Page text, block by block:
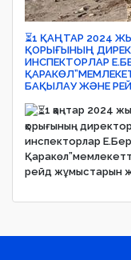
⏳1 ҚАҢТАР 2024
ҚОРЫҒЫНЫҢ
ИНСПЕКТОРЛАР
БАҚЫЛАУ ЖӘНЕ
1 қаңтар 2024
қорығының
инспекторлар
рейд жұмыстарын